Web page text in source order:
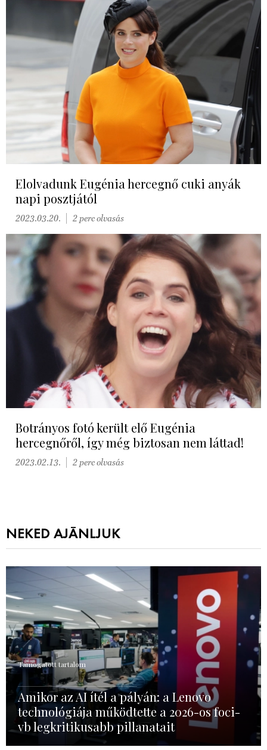
Elolvadunk Eugénia hercegnő cuki anyák
napi posztjától
2023.03.20. 2 perc olvasás
Botrányos fotó került elő Eugénia
hercegnőről, így még biztosan nem láttad!
2023.02.13. 2 perc olvasás
NEKED AJÁNLJUK
Támogatott tartalom
Amikor az AI ítél a pályán: a Lenovo
technológiája működtette a 2026-os foci-
vb legkritikusabb pillanatait